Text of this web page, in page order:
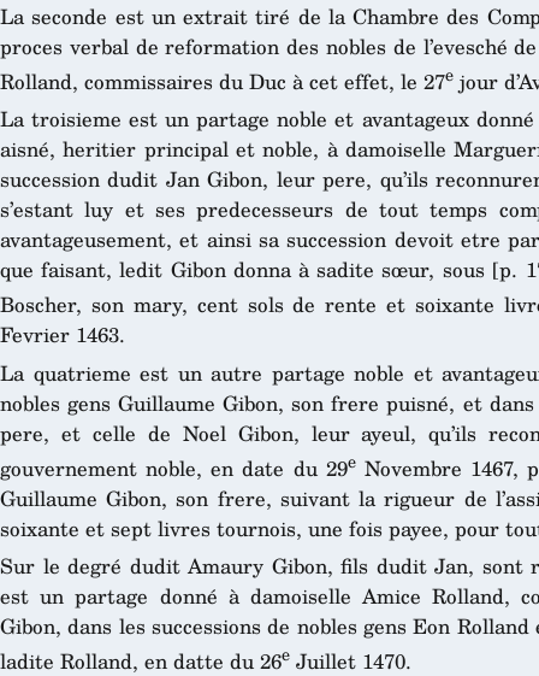
La seconde est un extrait tiré de la Chambre des
proces verbal de reformation des nobles de l’evesché
Rolland, commissaires du Duc à cet effet, le 27e jour
La troisieme est un partage noble et avantageux
aisné, heritier principal et noble, à damoiselle
succession dudit Jan Gibon, leur pere, qu’ils
s’estant luy et ses predecesseurs de tout temps
avantageusement, et ainsi sa succession devoit etre
que faisant, ledit Gibon donna à sadite sœur, sous [p.
Boscher, son mary, cent sols de rente et soixante
Fevrier 1463.
La quatrieme est un autre partage noble et
nobles gens Guillaume Gibon, son frere puisné, et
pere, et celle de Noel Gibon, leur ayeul, qu’ils
gouvernement noble, en date du 29eNovembre 1467,
Guillaume Gibon, son frere, suivant la rigueur de
soixante et sept livres tournois, une fois payee, pour
Sur le degré dudit Amaury Gibon, fils dudit Jan, sont
est un partage donné à damoiselle Amice Rolland,
Gibon, dans les successions de nobles gens Eon
ladite Rolland, en datte du 26e Juillet 1470.